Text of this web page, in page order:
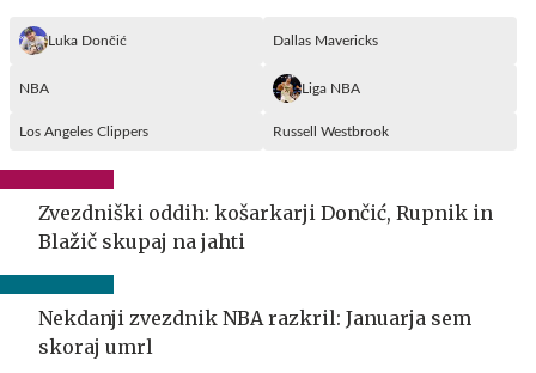
Luka Dončić Dallas Mavericks
NBA Liga NBA
Los Angeles Clippers Russell Westbrook
Zvezdniški oddih: košarkarji Dončić, Rupnik in
Blažič skupaj na jahti
Nekdanji zvezdnik NBA razkril: Januarja sem
skoraj umrl